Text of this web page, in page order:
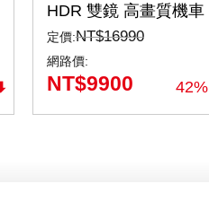
42%
HDR 雙鏡 高畫質機車
記錄器 行車紀錄器 行
車記錄器(GX5 2K+)
定價:NT$16990
網路價:
NT$9900